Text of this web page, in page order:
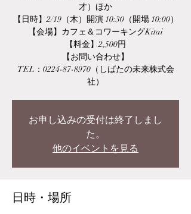
才）ほか
【日時】2/19（木）開演 10:30（開場 10:00）
【会場】カフェ＆コワーキングKitai
【料金】2,500円
【お問い合わせ】
TEL：0224-87-8970（しばたの未来株式会
社）
お申し込みの受付は終了しまし
た。
他のイベントを見る
日時・場所